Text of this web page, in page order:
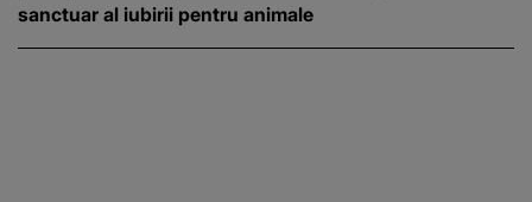
sanctuar al iubirii pentru animale